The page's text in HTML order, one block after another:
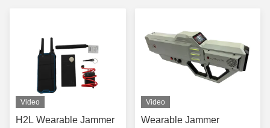
Video
H2L Wearable Jammer
Video
Wearable Jammer